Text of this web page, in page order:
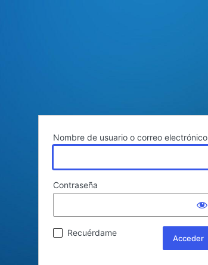
Nombre de usuario o correo electrónico
Contraseña
Recuérdame